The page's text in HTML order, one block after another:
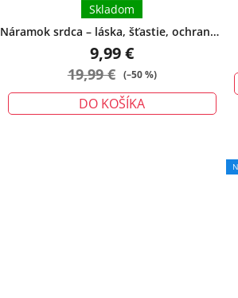
Náramok srdca – láska, šťastie, ochrana -
malý
Skladom
9,99 €
19,99 € (–50 %)
DO KOŠÍKA